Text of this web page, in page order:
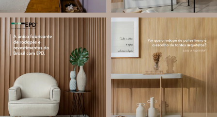
Você sabe o que é EPD?
A Declaração Ambiental de Produto
(Environmental Product Declaration) é
um documento internacional que
Jul 21
35 1
Os rodapés de poliestireno
conquistaram espaço na arquitetura
porque unem estética, praticidade e
desempenho em um único produto.
Diferente